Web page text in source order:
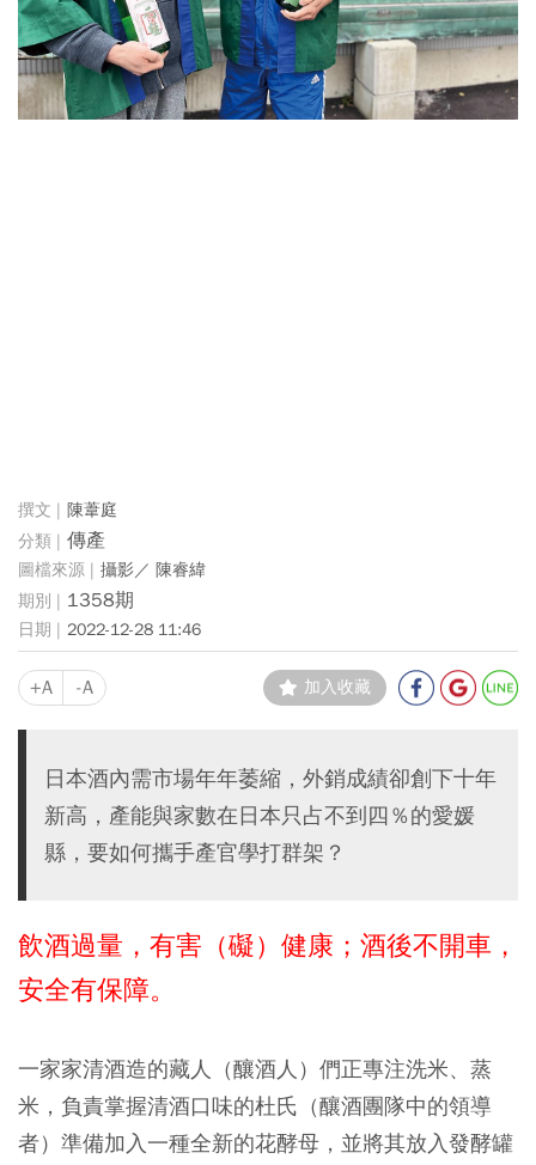
陳葦庭
傳產
攝影／ 陳睿緯
1358期
2022-12-28 11:46
+A -A 加入收藏
日本酒內需市場年年萎縮，外銷成績卻創下十年
新高，產能與家數在日本只占不到四％的愛媛
縣，要如何攜手產官學打群架？
飲酒過量，有害（礙）健康；酒後不開車，
安全有保障。
一家家清酒造的藏人（釀酒人）們正專注洗米、蒸
米，負責掌握清酒口味的杜氏（釀酒團隊中的領導
者）準備加入一種全新的花酵母，並將其放入發酵罐